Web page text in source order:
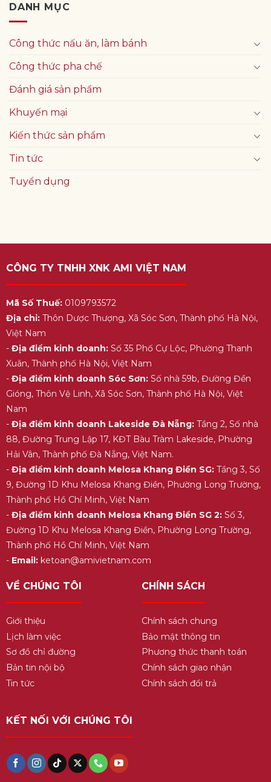
DANH MỤC
Công thức nấu ăn, làm bánh
Công thức pha chế
Đánh giá sản phẩm
Khuyến mại
Kiến thức sản phẩm
Tin tức
Tuyển dụng
CÔNG TY TNHH XNK AMI VIỆT NAM
Mã Số Thuế:0109793572
Địa chỉ:Thôn Dược Thượng, Xã Sóc Sơn, Thành phố Hà Nội,
Việt Nam
- Địa điểm kinh doanh:Số 35 Phố Cự Lộc, Phường Thanh
Xuân, Thành phố Hà Nội, Việt Nam
- Địa điểm kinh doanh Sóc Sơn:Số nhà 59b, Đường Đền
Gióng, Thôn Vệ Linh, Xã Sóc Sơn, Thành phố Hà Nội, Việt
Nam
- Địa điểm kinh doanh Lakeside Đà Nẵng:Tầng 2, Số nhà
88, Đường Trung Lập 17, KĐT Bàu Tràm Lakeside, Phường
Hải Vân, Thành phố Đà Nẵng, Việt Nam.
- Địa điểm kinh doanh Melosa Khang Điền SG:Tầng 3, Số
9, Đường 1D Khu Melosa Khang Điền, Phường Long Trường,
Thành phố Hồ Chí Minh, Việt Nam
- Địa điểm kinh doanh Melosa Khang Điền SG 2:Số 3,
Đường 1D Khu Melosa Khang Điền, Phường Long Trường,
Thành phố Hồ Chí Minh, Việt Nam
- Email:ketoan@amivietnam.com
VỀ CHÚNG TÔI
Giới thiệu
Lịch làm việc
Sơ đồ chỉ đường
Bản tin nội bộ
Tin tức
CHÍNH SÁCH
Chính sách chung
Bảo mật thông tin
Phương thức thanh toán
Chính sách giao nhận
Chính sách đổi trả
KẾT NỐI VỚI CHÚNG TÔI